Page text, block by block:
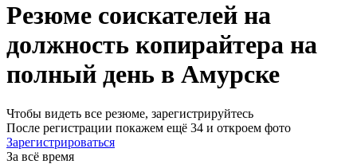
Резюме соискателей на
должность копирайтера на
полный день в Амурске
Чтобы видеть все резюме, зарегистрируйтесь
После регистрации покажем ещё 34 и откроем фото
Зарегистрироваться
За всё время